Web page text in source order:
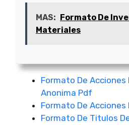
MAS: Formato De
Materiales
Formato De Acciones
Anonima Pdf
Formato De Acciones
Formato De Titulos